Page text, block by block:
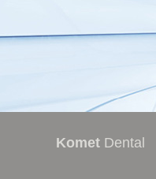
Komet Dental